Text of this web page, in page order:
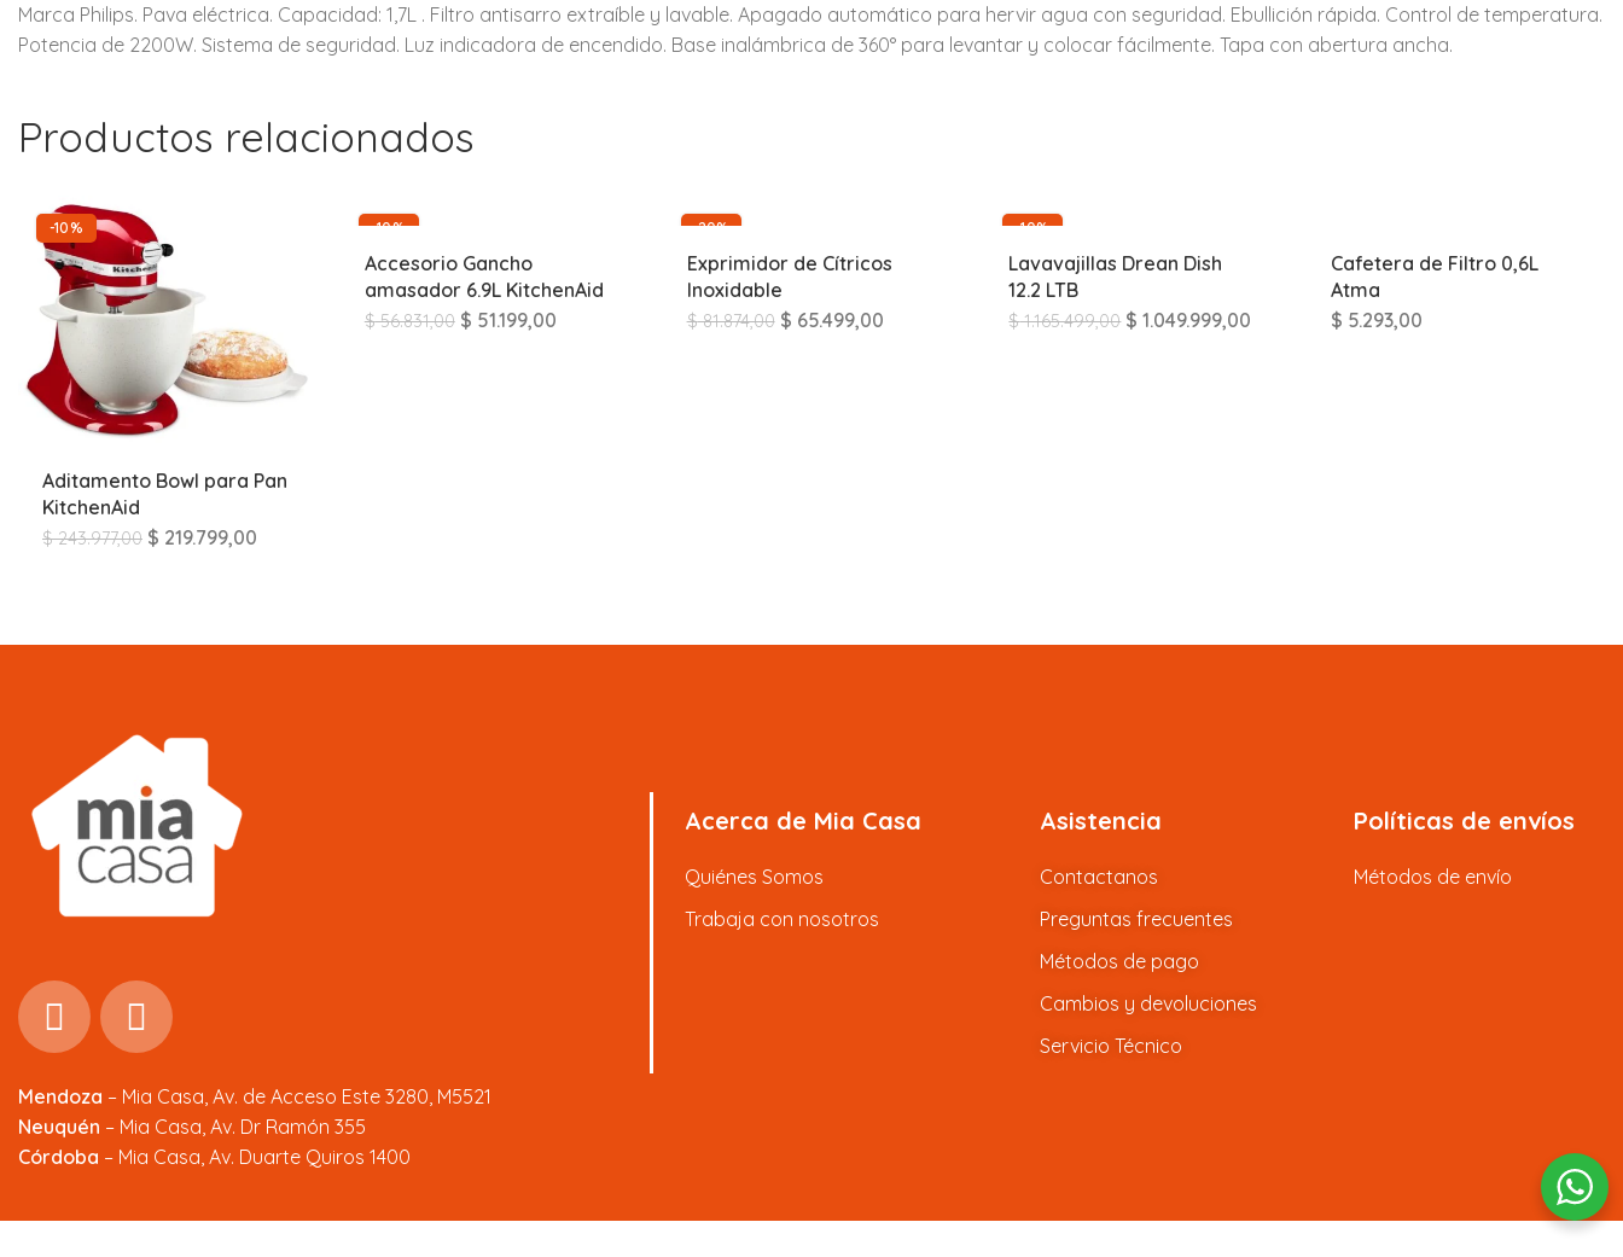
Marca Philips. Pava eléctrica. Capacidad: 1,7L . Filtro antisarro extraíble y lavable. Apagado automático para hervir agua con seguridad. Ebullición rápida. Control de temperatura.
Potencia de 2200W. Sistema de seguridad. Luz indicadora de encendido. Base inalámbrica de 360° para levantar y colocar fácilmente. Tapa con abertura ancha.
Productos relacionados
-10%
Aditamento Bowl para Pan
KitchenAid
$243.977,00 $ 219.799,00
-10%
Accesorio Gancho
amasador 6.9L KitchenAid
$56.831,00 $ 51.199,00
-20%
Exprimidor de Cítricos
Inoxidable
$81.874,00 $ 65.499,00
-10%
Lavavajillas Drean Dish
12.2 LTB
$1.165.499,00 $ 1.049.999,00
Cafetera de Filtro 0,6L
Atma
$ 5.293,00
Mendoza – Mia Casa, Av. de Acceso Este 3280, M5521
Neuquén – Mia Casa, Av. Dr Ramón 355
Córdoba – Mia Casa, Av. Duarte Quiros 1400
Acerca de Mia Casa
Quiénes Somos
Trabaja con nosotros
Asistencia
Contactanos
Preguntas frecuentes
Métodos de pago
Cambios y devoluciones
Servicio Técnico
Políticas de envíos
Métodos de envío